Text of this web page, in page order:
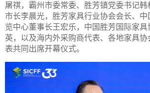
屠祺，霸州市委常委、胜芳镇党委书记韩
市长李晨光，胜芳家具行业协会会长、
览中心董事长王宏乐，中国胜芳国际家
英，以及海内外采购商代表、各地家具
表共同出席开幕仪式。